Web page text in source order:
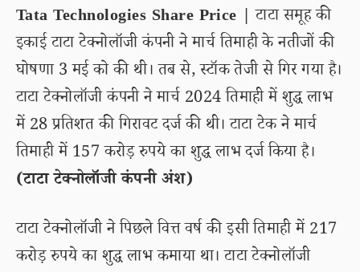
Tata Technologies Share Price | टाटा समूह की
इकाई टाटा टेक्नोलॉजी कंपनी ने मार्च तिमाही के नतीजों की
घोषणा 3 मई को की थी। तब से, स्टॉक तेजी से गिर गया है।
टाटा टेक्नोलॉजी कंपनी ने मार्च 2024 तिमाही में शुद्ध लाभ
में 28 प्रतिशत की गिरावट दर्ज की थी। टाटा टेक ने मार्च
तिमाही में 157 करोड़ रुपये का शुद्ध लाभ दर्ज किया है।
(टाटा टेक्नोलॉजी कंपनी अंश)
टाटा टेक्नोलॉजी ने पिछले वित्त वर्ष की इसी तिमाही में 217
करोड़ रुपये का शुद्ध लाभ कमाया था। टाटा टेक्नोलॉजी